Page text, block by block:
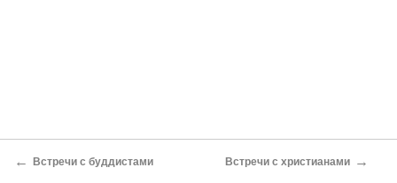
← Встречи с буддистами Встречи с христианами →